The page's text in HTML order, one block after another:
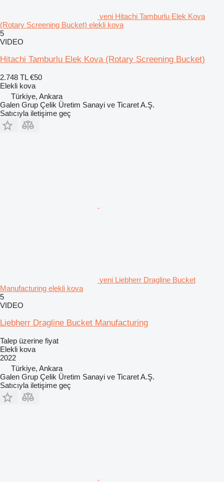
yeni Hitachi Tamburlu Elek Kova
(Rotary Screening Bucket) elekli kova
5
VIDEO
Hitachi Tamburlu Elek Kova (Rotary Screening Bucket)
2.748 TL €50
Elekli kova
Türkiye, Ankara
Galen Grup Çelik Üretim Sanayi ve Ticaret A.Ş.
Satıcıyla iletişime geç
yeni Liebherr Dragline Bucket
Manufacturing elekli kova
5
VIDEO
Liebherr Dragline Bucket Manufacturing
Talep üzerine fiyat
Elekli kova
2022
Türkiye, Ankara
Galen Grup Çelik Üretim Sanayi ve Ticaret A.Ş.
Satıcıyla iletişime geç